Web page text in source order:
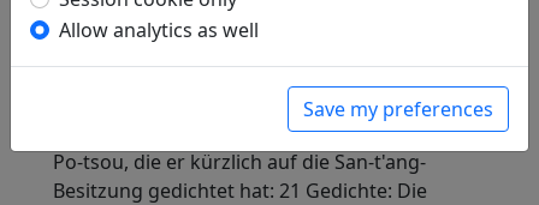
Manesse Bibliothek der Weltliteratur. Zürich:
Manesse Verlag, 1969. p. 47.
Erwin von Zach(1872–1942): Ehrerbietig
antworte ich (unter Benützung desselben
Reimes) auf die Gedichte des Gouverneurs Liu
Po-tsou, die er kürzlich auf die San-t'ang-
Besitzung gedichtet hat: 21 Gedichte: Die
Allow analytics as well
Save my preferences